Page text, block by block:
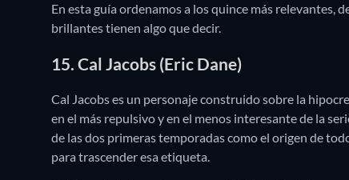
En esta guía ordenamos a los quince más relevantes,
brillantes tienen algo que decir.
15. Cal Jacobs (Eric Dane)
Cal Jacobs es un personaje construido sobre la
en el más repulsivo y en el menos interesante de la
de las dos primeras temporadas como el origen de
para trascender esa etiqueta.